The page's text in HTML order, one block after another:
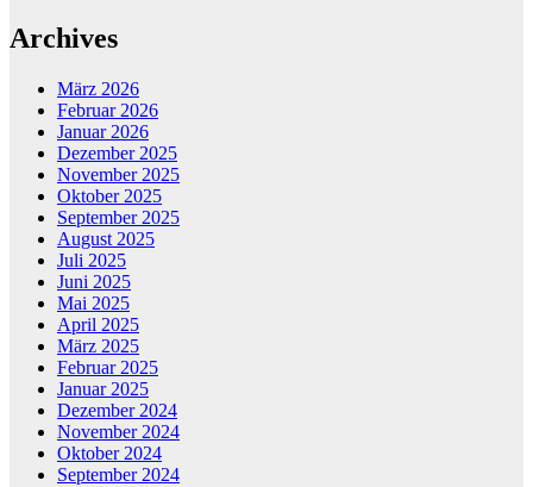
Archives
März 2026
Februar 2026
Januar 2026
Dezember 2025
November 2025
Oktober 2025
September 2025
August 2025
Juli 2025
Juni 2025
Mai 2025
April 2025
März 2025
Februar 2025
Januar 2025
Dezember 2024
November 2024
Oktober 2024
September 2024